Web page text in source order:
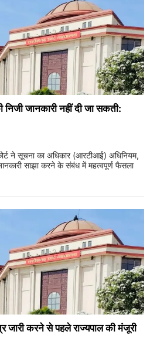
जानकारी नहीं दी जा सकती:
ने सूचना का अधिकार (आरटीआई) अधिनियम,
साझा करने के संबंध में महत्वपूर्ण फैसला
जारी करने से पहले राज्यपाल की मंजूरी